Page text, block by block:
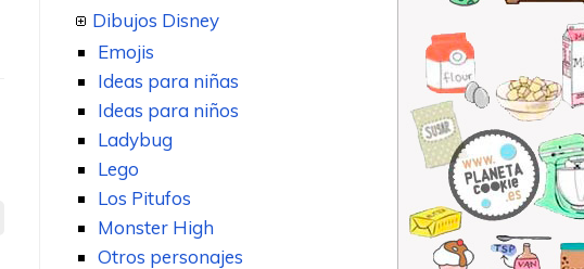
Dibujos Disney
Emojis
Ideas para niñas
Ideas para niños
Ladybug
Lego
Los Pitufos
Monster High
Otros personajes